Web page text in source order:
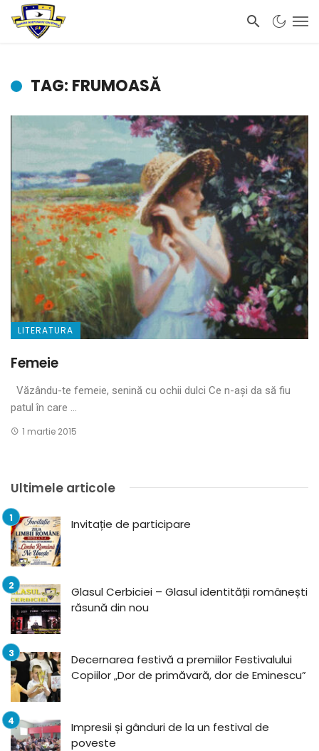
TAG: FRUMOASĂ
LITERATURA
Femeie
Văzându-te femeie, senină cu ochii dulci Ce n-ași da să fiu
patul în care ...
1 martie 2015
Ultimele articole
Invitație de participare
Glasul Cerbiciei – Glasul identității românești
răsună din nou
Decernarea festivă a premiilor Festivalului
Copiilor „Dor de primăvară, dor de Eminescu”
Impresii și gânduri de la un festival de
poveste